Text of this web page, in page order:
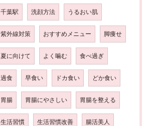
千葉駅 洗顔方法 うるおい肌
紫外線対策 おすすめメニュー 脚痩せ
夏に向けて よく噛む 食べ過ぎ
過食 早食い ドカ食い どか食い
胃腸 胃腸にやさしい 胃腸を整える
生活習慣 生活習慣改善 腸活美人